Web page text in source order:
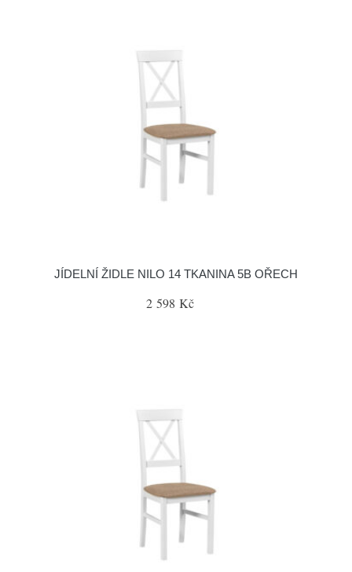
JÍDELNÍ ŽIDLE NILO 14 TKANINA 5B OŘECH
2 598 Kč